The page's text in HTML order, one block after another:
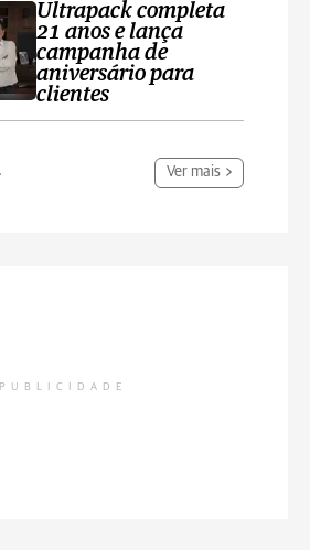
Ultrapack completa
21 anos e lança
campanha de
aniversário para
clientes
Ver mais
PUBLICIDADE